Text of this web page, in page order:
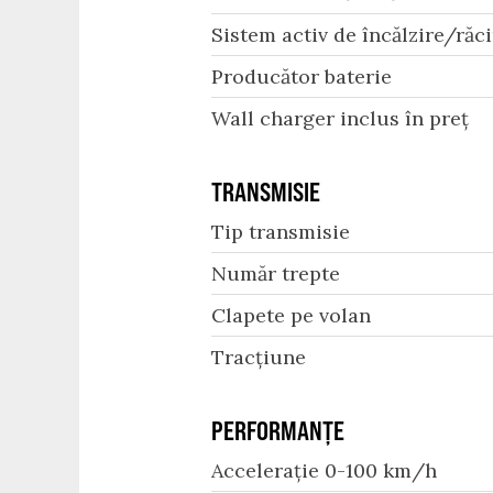
Sistem activ de încălzire/
Producător baterie
Wall charger inclus în preț
TRANSMISIE
Tip transmisie
Număr trepte
Clapete pe volan
Tracțiune
PERFORMANȚE
Accelerație 0-100 km/h